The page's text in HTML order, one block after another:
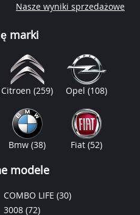
Nasze wyniki sprzedażowe
marki
Citroen(259) Opel(108)
Bmw(38) Fiat(52)
modele
COMBO LIFE (30)
3008 (72)